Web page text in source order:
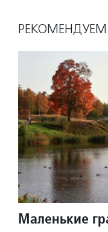
РЕКОМЕНДУЕМ
Маленькие